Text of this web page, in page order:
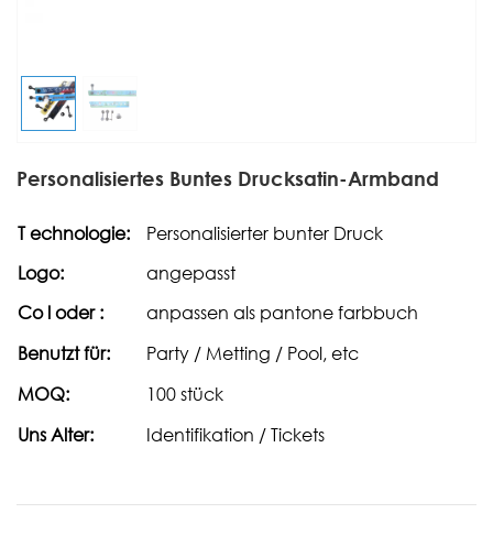
Personalisiertes Buntes Drucksatin-Armband
Technologie:
Personalisierter bunter Druck
Logo:
angepasst
Col oder:
anpassen als pantone farbbuch
Benutzt für:
Party / Metting / Pool, etc
MOQ:
100 stück
Uns Alter: Identifikation / Tickets